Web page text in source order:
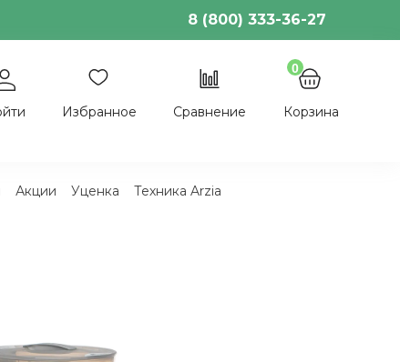
8 (800) 333-36-27
Избранное Сравнение
0
Корзина
Акции Уценка Техника Arzia